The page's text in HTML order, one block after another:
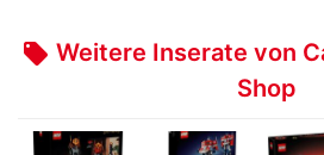
local_offer Weitere Inserate von
Shop